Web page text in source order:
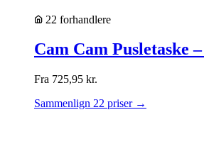
22 forhandlere
Cam Cam Pusletaske
Fra 725,95 kr.
Sammenlign 22 priser →